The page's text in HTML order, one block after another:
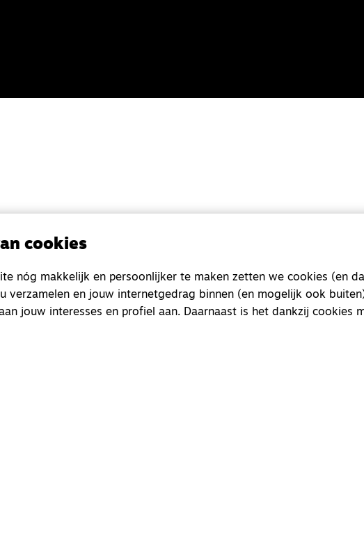
Onderweg is
onderweg, in
Kvk-
cookies
nóg makkelijk en persoonlijker te maken zetten we cookies (en
verzamelen en jouw internetgedrag binnen (en mogelijk ook
jouw interesses en profiel aan. Daarnaast is het dankzij cookies